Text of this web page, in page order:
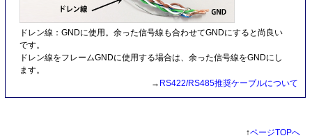
ドレン線：GNDに使用。余った信号線も合わせてGNDにすると尚良い
です。
ドレン線をフレームGNDに使用する場合は、余った信号線をGNDにし
ます。
→ RS422/RS485推奨ケーブルについて
↑ページTOPへ